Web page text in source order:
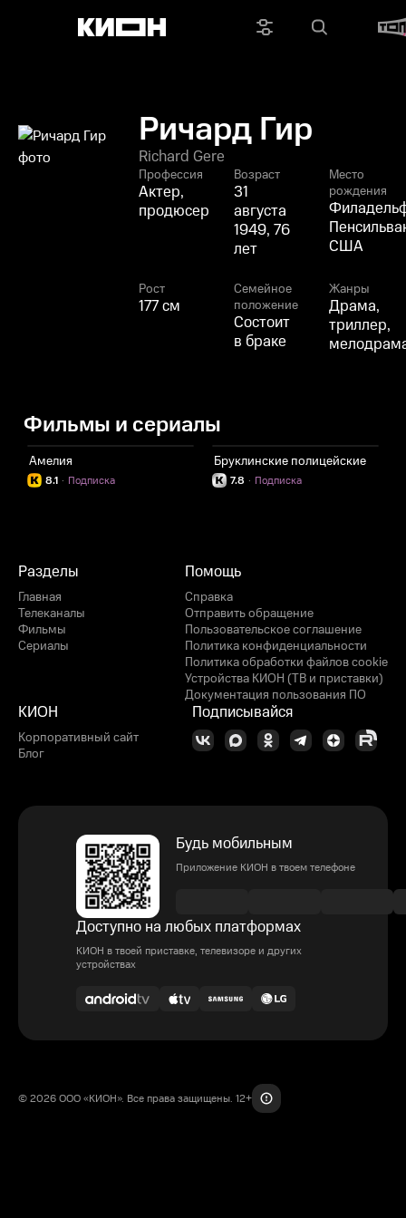
Ричард Гир
Richard Gere
Профессия
Актер,
продюсер
Возраст
31
августа
1949, 76
лет
Место
рождения
США
Рост
177 см
Семейное
положение
Состоит
в браке
Жанры
Драма,
триллер,
Фильмы и сериалы
Амелия
8.1 Подписка
·
Бруклинские полицейские
7.8 Подписка
·
Разделы
Главная
Телеканалы
Фильмы
Сериалы
Помощь
Справка
Отправить обращение
Пользовательское соглашение
Политика конфиденциальности
Политика обработки файлов cookie
Устройства КИОН (ТВ и приставки)
Документация пользования ПО
КИОН
Корпоративный сайт
Блог
Подписывайся
Будь мобильным
Приложение КИОН в твоем телефоне
Доступно на любых платформах
КИОН в твоей приставке, телевизоре и других
устройствах
© 2026 ООО «КИОН». Все права защищены. 12+